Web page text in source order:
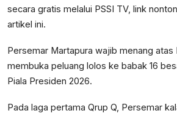
secara gratis melalui PSSI TV, link
artikel ini.
Persemar Martapura wajib menang atas
membuka peluang lolos ke babak 16
Piala Presiden 2026.
Pada laga pertama Qrup Q, Persemar